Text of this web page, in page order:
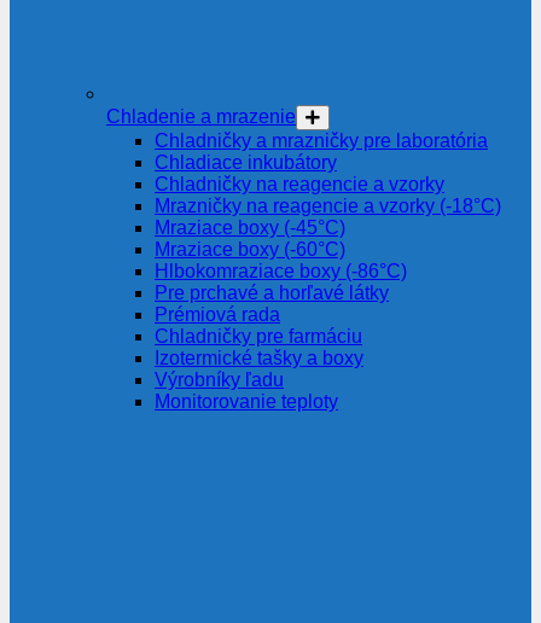
Chladenie a mrazenie
Chladničky a mrazničky pre laboratória
Chladiace inkubátory
Chladničky na reagencie a vzorky
Mrazničky na reagencie a vzorky (-18°C)
Mraziace boxy (-45°C)
Mraziace boxy (-60°C)
Hlbokomraziace boxy (-86°C)
Pre prchavé a horľavé látky
Prémiová rada
Chladničky pre farmáciu
Izotermické tašky a boxy
Výrobníky ľadu
Monitorovanie teploty